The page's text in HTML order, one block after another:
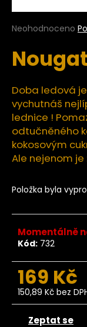
Průměrné
produktu
je
z
5
hvězdiček.
Neohodnoceno
Doba ledová
vychutnáš
lednice !
odtučně­ného
kokosovým
Ale nejenom je
Položka byla
Momentálně
Kód: 732
169 Kč
150,89 Kč bez
Měrná
Zeptat se
a
j
t
D
p
o
č
e